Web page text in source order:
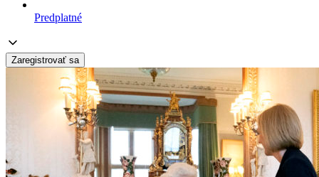
Predplatné
Zaregistrovať sa